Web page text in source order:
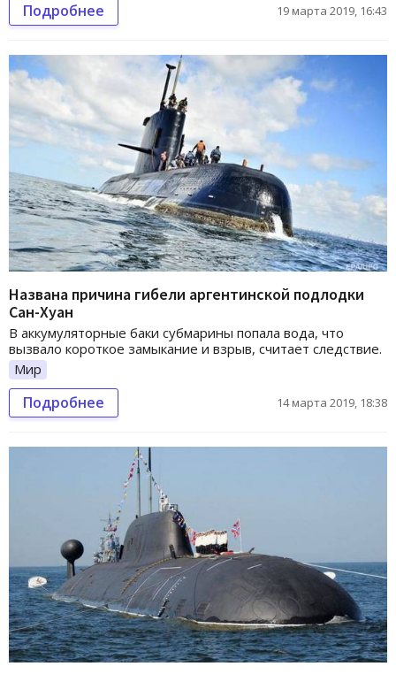
Подробнее 19 марта 2019, 16:43
Названа причина гибели аргентинской подлодки
Сан-Хуан
В аккумуляторные баки субмарины попала вода, что
вызвало короткое замыкание и взрыв, считает следствие.
Мир
Подробнее 14 марта 2019, 18:38